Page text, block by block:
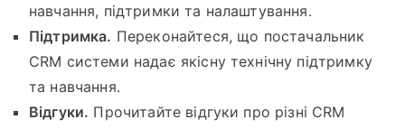
навчання, підтримки та налаштування.
Підтримка. Переконайтеся, що постачальник
CRM системи надає якісну технічну підтримку
та навчання.
Відгуки. Прочитайте відгуки про різні CRM